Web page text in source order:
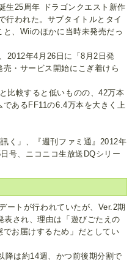
生25周年 ドラゴンクエスト新作
行われた。サブタイトルとタイ
と、Wiiのほかに当時未発売だっ
2012年4月26日に「8月2日発
・サービス開始にこぎ着けら
比較すると低いものの、42万本
あるFF11の6.4万本を大きく上
く」、『週刊ファミ通』2012年
号、ニコニコ生放送DQシリー
ートが行われていたが、Ver.2期
表され、理由は「遊びごたえの
お届けするため」だとしてい
降は約14週、かつ前後期分割で